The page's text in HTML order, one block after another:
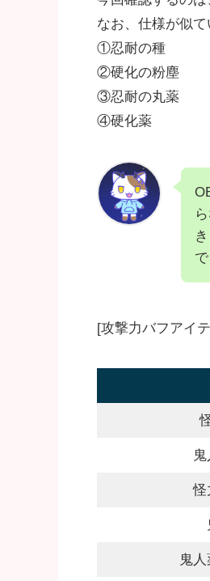
なお、仕様が似
①忍耐の種
②硬化の粉塵
③忍耐の丸薬
④硬化薬
[攻撃力バフアイ
怪
鬼